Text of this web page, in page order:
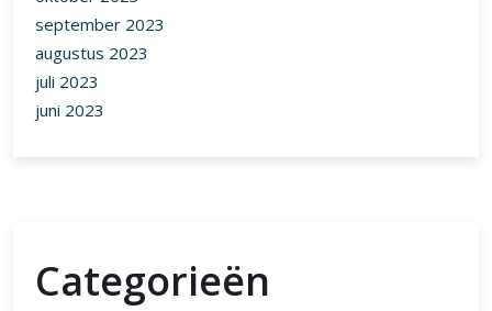
september 2023
augustus 2023
juli 2023
juni 2023
Categorieën